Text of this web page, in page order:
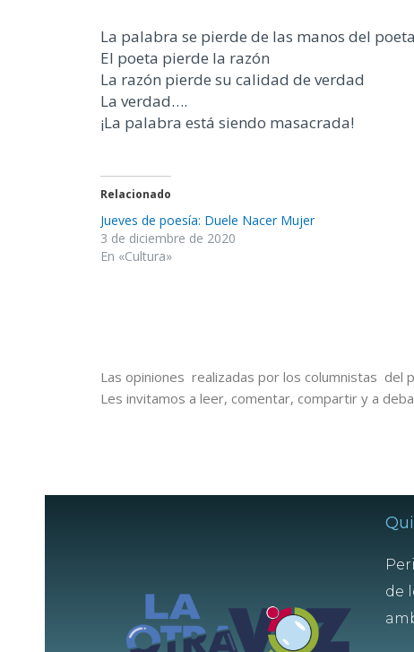
La palabra se pierde de las manos del poeta
El poeta pierde la razón
La razón pierde su calidad de verdad
La verdad….
¡La palabra está siendo masacrada!
Relacionado
Jueves de poesía: Duele Nacer Mujer
3 de diciembre de 2020
En «Cultura»
Las opiniones realizadas por los columnistas del
Les invitamos a leer, comentar, compartir y a
de